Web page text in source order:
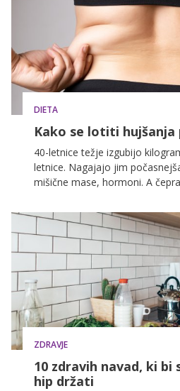
počasno prebavo, zaprtostjo in
DIETA
Kako se lotiti hujšanja
40-letnice težje izgubijo
letnice. Nagajajo jim
mišične mase, hormoni. A
bitka. Preverite, kaj svetuje
Zupančič o hujšanju po 40. letu!
ZDRAVJE
10 zdravih navad, ki bi
hip držati